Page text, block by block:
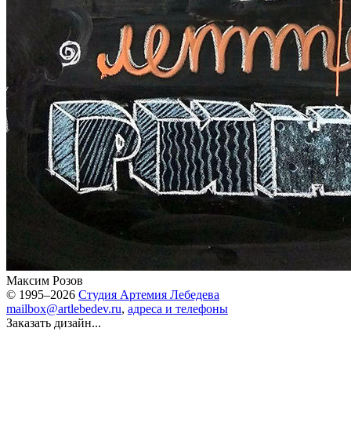
Максим Розов
© 1995–2026 Студия Артемия Лебедева
mailbox@artlebedev.ru, адреса и телефоны
Заказать дизайн...